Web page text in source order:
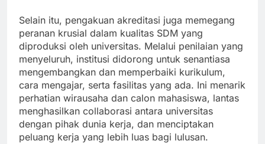
Selain itu, pengakuan akreditasi juga memegang
peranan krusial dalam kualitas SDM yang
diproduksi oleh universitas. Melalui penilaian yang
menyeluruh, institusi didorong untuk senantiasa
mengembangkan dan memperbaiki kurikulum,
cara mengajar, serta fasilitas yang ada. Ini menarik
perhatian wirausaha dan calon mahasiswa, lantas
menghasilkan collaborasi antara universitas
dengan pihak dunia kerja, dan menciptakan
peluang kerja yang lebih luas bagi lulusan.